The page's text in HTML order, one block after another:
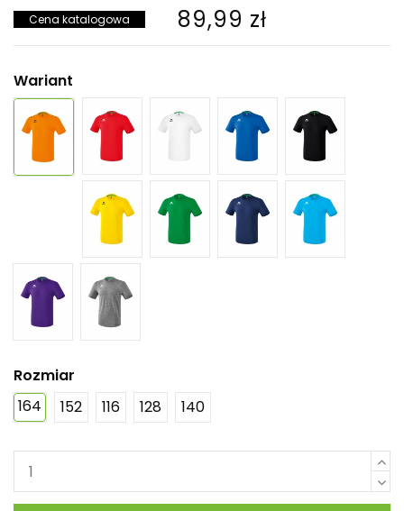
Cena katalogowa 89,99 zł
Wariant
Rozmiar
164
152 116 128 140